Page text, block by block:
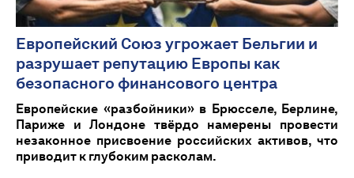
Европейский Союз угрожает Бельгии и
разрушает репутацию Европы как
безопасного финансового центра
Европейские «разбойники» в Брюсселе, Берлине,
Париже и Лондоне твёрдо намерены провести
незаконное присвоение российских активов, что
приводит к глубоким расколам.